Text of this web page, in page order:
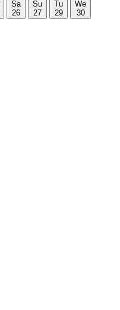
Sa
26
Su
27
Tu
29
We
30